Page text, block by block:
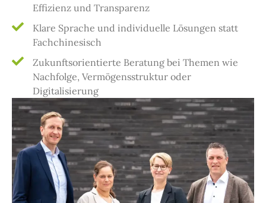
Effizienz und Transparenz
Klare Sprache und individuelle Lösungen statt
Fachchinesisch
Zukunftsorientierte Beratung bei Themen wie
Nachfolge, Vermögensstruktur oder
Digitalisierung